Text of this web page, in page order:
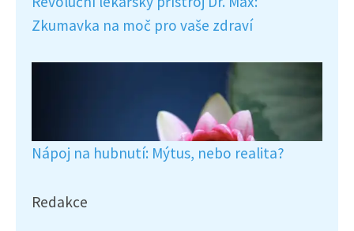
Zkumavka na moč pro vaše zdraví
Nápoj na hubnutí: Mýtus, nebo realita?
Redakce